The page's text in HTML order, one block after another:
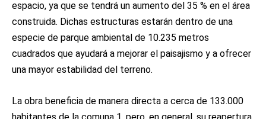
espacio, ya que se tendrá un aumento del 35 % en el área
construida. Dichas estructuras estarán dentro de una
especie de parque ambiental de 10.235 metros
cuadrados que ayudará a mejorar el paisajismo y a ofrecer
una mayor estabilidad del terreno.
La obra beneficia de manera directa a cerca de 133.000